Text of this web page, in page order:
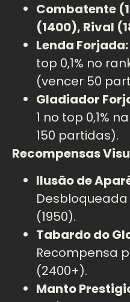
Combatente
(1400), Rival
Lenda Forjada:
top 0,1% no
(vencer 50
Gladiador
1 no top 0,1%
150 partidas).
Recompensas
Ilusão de
Desbloqueada
(1950).
Tabardo do
Recompensa
(2400+).
Manto